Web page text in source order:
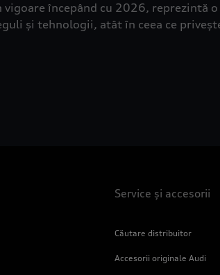
începând cu 2026, reprezintă
și tehnologii, atât în ceea ce
Service și accesorii
Căutare distribuitor
Accesorii originale Audi